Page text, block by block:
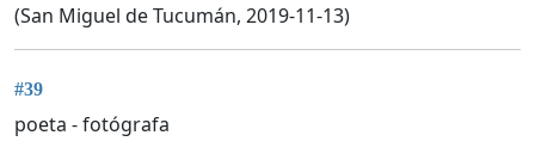
(San Miguel de Tucumán, 2019-11-13)
#39
poeta - fotógrafa